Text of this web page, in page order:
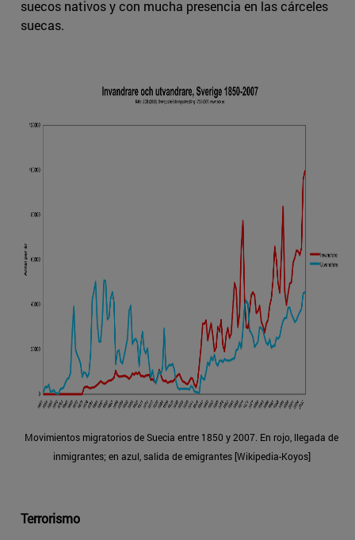
suecos nativos y con mucha presencia en las cárceles
suecas.
Movimientos migratorios de Suecia entre 1850 y 2007. En rojo, llegada de
inmigrantes; en azul, salida de emigrantes [Wikipedia-Koyos]
Terrorismo